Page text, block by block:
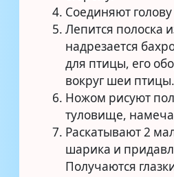
Соединяют
Лепится полоска
надрезается
для птицы, его
вокруг шеи птицы.
Ножом рисуют
туловище,
Раскатывают 2
шарика и
Получаются